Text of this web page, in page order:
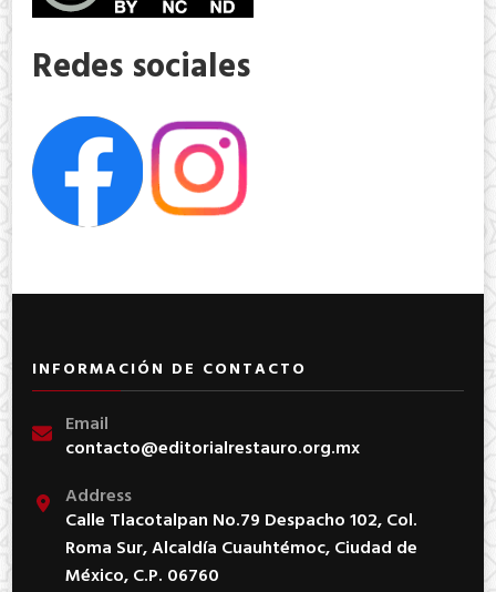
Redes sociales
INFORMACIÓN DE CONTACTO
Email
contacto@editorialrestauro.org.mx
Address
Calle Tlacotalpan No.79 Despacho 102, Col.
Roma Sur, Alcaldía Cuauhtémoc, Ciudad de
México, C.P. 06760